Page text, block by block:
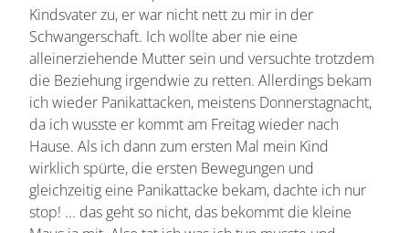
Kindsvater zu, er war nicht nett zu mir in der
Schwangerschaft. Ich wollte aber nie eine
alleinerziehende Mutter sein und versuchte trotzdem
die Beziehung irgendwie zu retten. Allerdings bekam
ich wieder Panikattacken, meistens Donnerstagnacht,
da ich wusste er kommt am Freitag wieder nach
Hause. Als ich dann zum ersten Mal mein Kind
wirklich spürte, die ersten Bewegungen und
gleichzeitig eine Panikattacke bekam, dachte ich nur
stop! ... das geht so nicht, das bekommt die kleine